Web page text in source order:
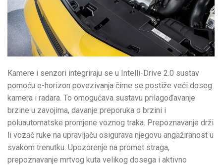
Kamere i senzori integriraju se u Intelli-Drive 2.0 sustav
pomoću e-horizon povezivanja čime se postiže veći doseg
kamera i radara. To omogućava sustavu prilagođavanje
brzine u zavojima, davanje preporuka o brzini i
poluautomatske promjene voznog traka. Prepoznavanje drži
li vozač ruke na upravljaču osigurava njegovu angažiranost u
svakom trenutku. Upozorenje na promet straga,
prepoznavanje mrtvog kuta velikog dosega i aktivno